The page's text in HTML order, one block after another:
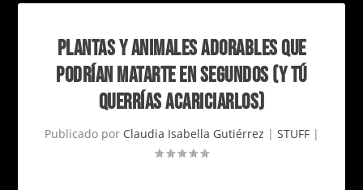
PLANTAS Y ANIMALES ADORABLES QUE
PODRÍAN MATARTE EN SEGUNDOS (Y TÚ
QUERRÍAS ACARICIARLOS)
Publicado por Claudia Isabella Gutiérrez | STUFF|